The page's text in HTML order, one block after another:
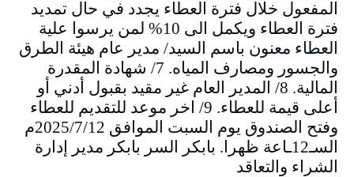
المفعول خلال فترة العطاء يجدد في حال تمديد
فترة العطاء ويكمل الى 10% لمن يرسوا علية
العطاء معنون باسم السيد/ مدير عام هيئة الطرق
والجسور ومصارف المياه. 7/ شهادة المقدرة
المالية. 8/ المدير العام غير مقيد بقبول أدني أو
أعلى قيمة للعطاء. 9/ اخر موعد للتقديم للعطاء
وفتح الصندوق يوم السبت الموافق 2025/7/12م
السـ12ـاعة ظهرا. بابكر السر بابكر مدير إدارة
الشراء والتعاقد